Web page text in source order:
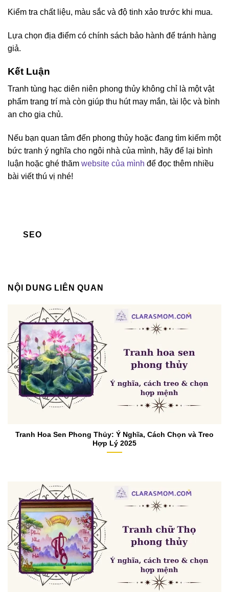
Kiểm tra chất liệu, màu sắc và độ tinh xảo trước khi mua.
Lựa chọn địa điểm có chính sách bảo hành để tránh hàng
giả.
Kết Luận
Tranh tùng hạc diên niên phong thủy không chỉ là một vật
phẩm trang trí mà còn giúp thu hút may mắn, tài lộc và bình
an cho gia chủ.
Nếu bạn quan tâm đến phong thủy hoặc đang tìm kiếm một
bức tranh ý nghĩa cho ngôi nhà của mình, hãy để lại bình
luận hoặc ghé thăm website của mình để đọc thêm nhiều
bài viết thú vị nhé!
SEO
NỘI DUNG LIÊN QUAN
Tranh Hoa Sen Phong Thủy: Ý Nghĩa, Cách Chọn và Treo
Hợp Lý 2025